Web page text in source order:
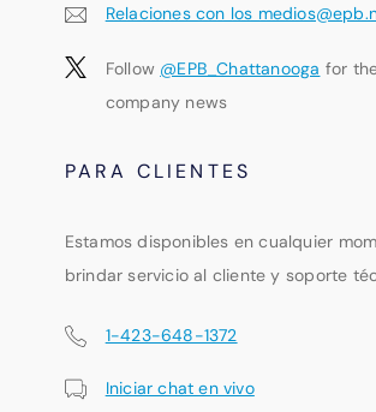
Relaciones con los
Follow @EPB_Chattanooga for
company news
PARA CLIENTES
Estamos disponibles en cualquier
brindar servicio al cliente y soporte
1-423-648-1372
Iniciar chat en vivo